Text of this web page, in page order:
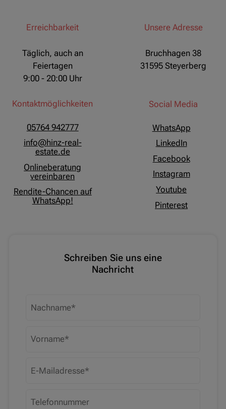
Erreichbarkeit
Täglich, auch an
Feiertagen
9:00 - 20:00 Uhr
Kontaktmöglichkeiten
05764 942777
info@hinz-real-
estate.de
Onlineberatung
vereinbaren
Rendite-Chancen auf
WhatsApp!
Unsere Adresse
Bruchhagen 38
31595 Steyerberg
Social Media
WhatsApp
LinkedIn
Facebook
Instagram
Youtube
Pinterest
Schreiben Sie uns eine
Nachricht